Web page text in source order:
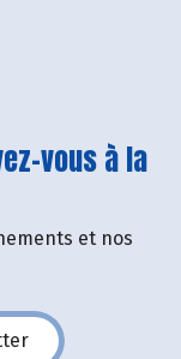
vous à la
et nos